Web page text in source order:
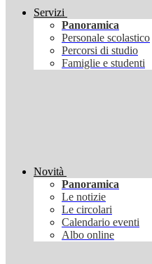
Servizi
Panoramica
Personale scolastico
Percorsi di studio
Famiglie e studenti
Novità
Panoramica
Le notizie
Le circolari
Calendario eventi
Albo online